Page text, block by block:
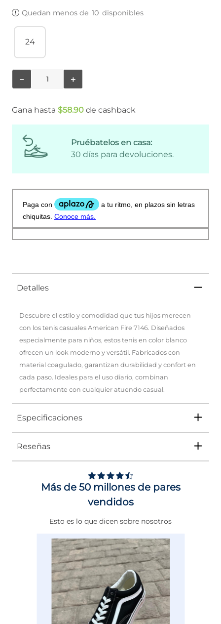
Quedan menos de 10 disponibles
24
＋
－
Gana hasta $58.90 de cashback
Pruébatelos en casa:
30 días para devoluciones.
Detalles
Descubre el estilo y comodidad que tus hijos merecen
con los tenis casuales American Fire 7146. Diseñados
especialmente para niños, estos tenis en color blanco
ofrecen un look moderno y versátil. Fabricados con
material coagulado, garantizan durabilidad y confort en
cada paso. Ideales para el uso diario, combinan
perfectamente con cualquier atuendo casual.
Especificaciones
Tipo
Género Mujer
DE 0 A 4 cms
NORMAL
BLANCO
Reseñas
Más de 50 millones de pares
vendidos
Esto es lo que dicen sobre nosotros